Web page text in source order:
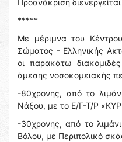
Προανάκριση
*****
Με μέριμνα του
Σώματος - Ελληνικής
οι παρακάτω
άμεσης νοσοκομειακής
-80χρονης, από το
Νάξου, με το Ε/Γ-Τ/Ρ
-30χρονης, από το
Βόλου, με Περιπολικό